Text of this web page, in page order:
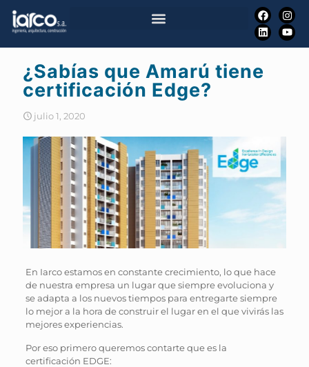
¿Sabías que Amarú tiene
certificación Edge?
julio 1, 2020
En Iarco estamos en constante crecimiento, lo que hace
de nuestra empresa un lugar que siempre evoluciona y
se adapta a los nuevos tiempos para entregarte siempre
lo mejor a la hora de construir el lugar en el que vivirás las
mejores experiencias.
Por eso primero queremos contarte que es la
certificación EDGE: